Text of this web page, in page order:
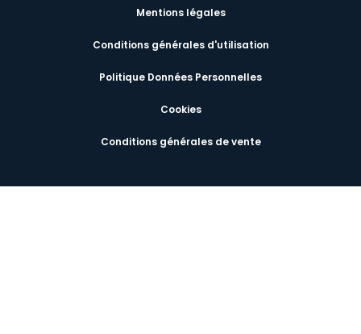
Mentions légales
Conditions générales d'utilisation
Politique Données Personnelles
Cookies
Conditions générales de vente